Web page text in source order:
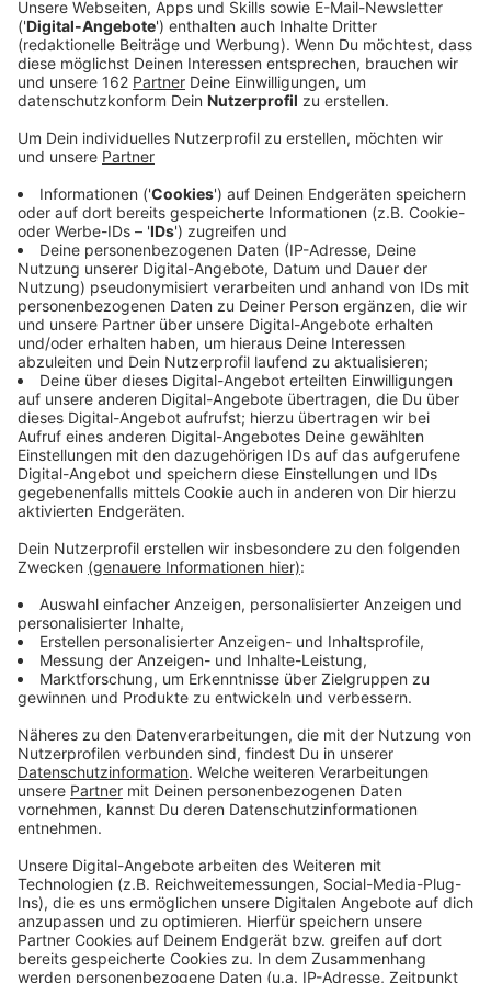
Anzeige
Durch Corona boomt die Briefwahl im Kreis Wesel.
Schon jetzt wurden in Moers, Dinslaken und Wesel
mehr Unterlagen beantragt als bei der
letzten Kommunalwahl. Dabei sind noch über zwei
Wochen Zeit. In Moers gab es bisher 10tausend
Anträge - das sind 1500 mehr, in Dinslaken über 8300
und damit sogar fast 2000 mehr. Wesel erwartet
außerdem einen Briefwähleranteil von 35 Prozent
statt der gewohnten 25 Prozent. Hier bevorzugen
bisher 7000 Menschen die Briefwahl.
Anzeige
Mancher Weg zum Wahllokal ist diesmal
länger
Anzeige
Grund für den Boom dürfte Corona sein. Vermutlich
wollen viele jegliche Ansteckungsgefahr in
Pandemiezeiten meiden. Außerdem wurden wegen der
Seniorenheimen - gestrichen. Wer zur Urne will, muss
also oft längere Wege in Kauf nehmen. Überraschend
kommt der Anstieg der Briefwahlanträge für die
Kommunen nicht. Sie waren vorbereitet und hatten
schon mehr Unterlagen bestellt als sonst.
Anzeige